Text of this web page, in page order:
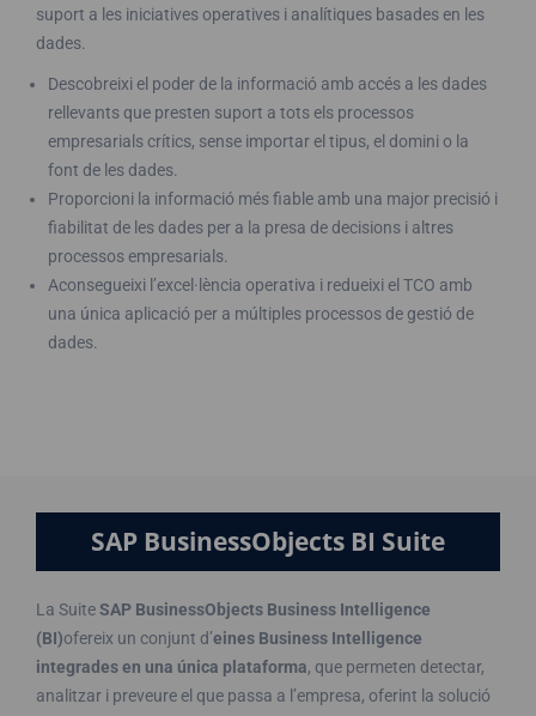
suport a les iniciatives operatives i analítiques basades en les
dades.
Descobreixi el poder de la informació amb accés a les dades
rellevants que presten suport a tots els processos
empresarials crítics, sense importar el tipus, el domini o la
font de les dades.
Proporcioni la informació més fiable amb una major precisió i
fiabilitat de les dades per a la presa de decisions i altres
processos empresarials.
Aconsegueixi l’excel·lència operativa i redueixi el TCO amb
una única aplicació per a múltiples processos de gestió de
dades.
SAP BusinessObjects BI Suite
La SuiteSAP BusinessObjects Business Intelligence
(BI)ofereix un conjunt d’eines Business Intelligence
integrades en una única plataforma, que permeten detectar,
analitzar i preveure el que passa a l’empresa, oferint la solució